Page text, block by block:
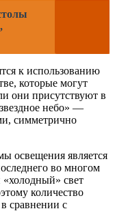
к использованию
которые могут
они присутствуют в
небо» —
симметрично
освещения является
во многом
«холодный» свет
количество
сравнении с